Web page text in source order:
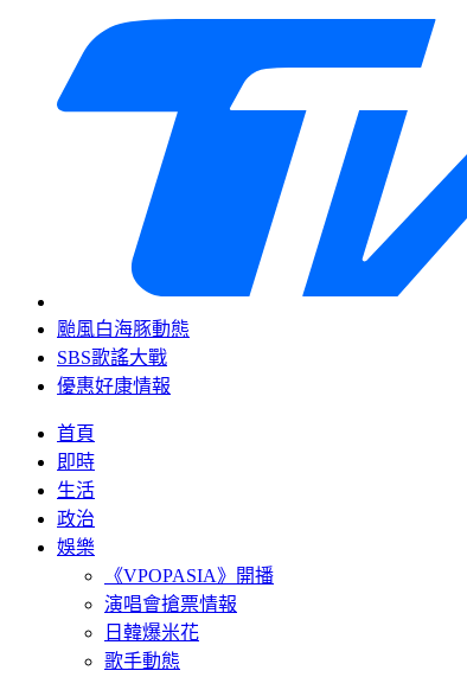
颱風白海豚動態
SBS歌謠大戰
優惠好康情報
首頁
即時
生活
政治
娛樂
《VPOPASIA》開播
演唱會搶票情報
日韓爆米花
歌手動態